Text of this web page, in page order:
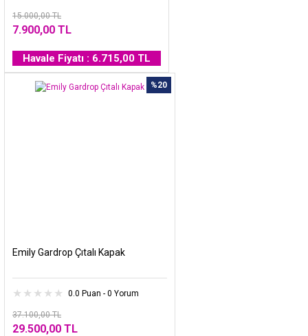
15.000,00 TL
7.900,00 TL
Havale Fiyatı : 6.715,00 TL
%20
Emily Gardrop Çıtalı Kapak
0.0 Puan - 0 Yorum
37.100,00 TL
29.500,00 TL